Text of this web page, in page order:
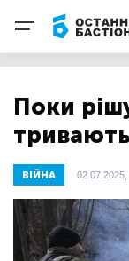
Поки
ВІЙНА